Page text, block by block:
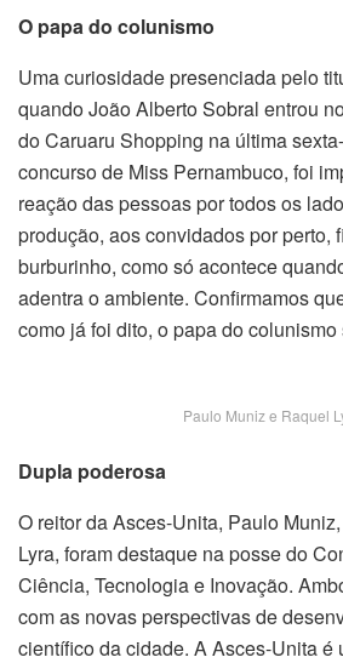
O papa do colunismo
Uma curiosidade presenciada pelo
quando João Alberto Sobral entrou
do Caruaru Shopping na última
concurso de Miss Pernambuco, foi
reação das pessoas por todos os
produção, aos convidados por perto,
burburinho, como só acontece
adentra o ambiente. Confirmamos
como já foi dito, o papa do colunismo
Paulo Muniz e Raquel
Dupla poderosa
O reitor da Asces-Unita, Paulo
Lyra, foram destaque na posse do
Ciência, Tecnologia e Inovação.
com as novas perspectivas de
científico da cidade. A Asces-Unita é